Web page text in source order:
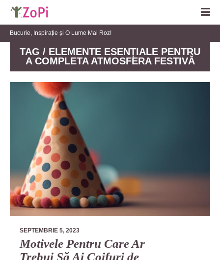
Bucurie, Inspirație și O Lume Mai Roz!
TAG / ELEMENTE ESENȚIALE PENTRU
A COMPLETA ATMOSFERA FESTIVĂ
SEPTEMBRIE 5, 2023
Motivele Pentru Care Ar
Trebui Să Ai Coifuri de